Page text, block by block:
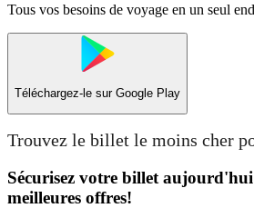
Tous vos besoins de voyage en un seul
Téléchargez-le sur Google Play
Trouvez le billet le moins cher
Sécurisez votre billet
meilleures offres!